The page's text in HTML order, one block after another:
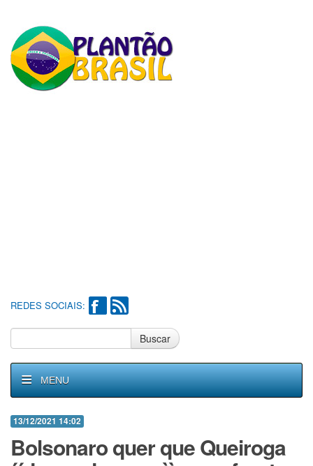
REDES SOCIAIS:
Buscar
MENU
13/12/2021 14:02
Bolsonaro quer que Queiroga